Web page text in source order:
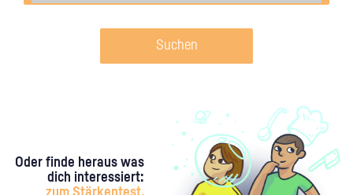
Suchen
Oder finde heraus was
dich interessiert: